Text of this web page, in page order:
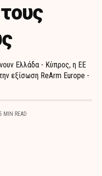
Ελλάδα - Κύπρος, η ΕΕ
εξίσωση ReArm Europe -
MIN READ